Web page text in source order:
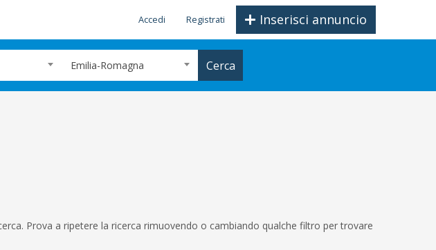
Inserisci annuncio
Accedi Registrati
Emilia-Romagna Cerca
Prova a ripetere la ricerca rimuovendo o cambiando qualche filtro per trovare